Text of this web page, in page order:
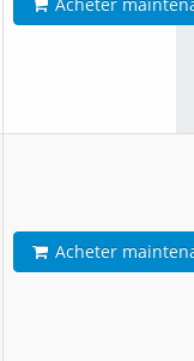
Acheter